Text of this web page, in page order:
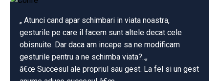
„ Atunci cand apar schimbari in viata noastra,
gesturile pe care il facem sunt altele decat cele
obisnuite. Dar daca am incepe sa ne modificam
gesturile pentru a ne schimba viata?..„
â€œ Succesul ale propriul sau gest. La fel si un gest